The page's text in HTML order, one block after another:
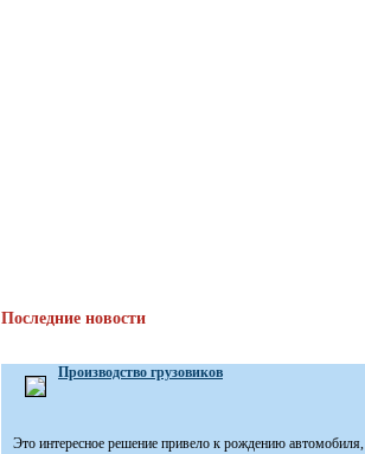
Последние новости
Производство грузовиков
Это интересное решение привело к рождению автомобиля,